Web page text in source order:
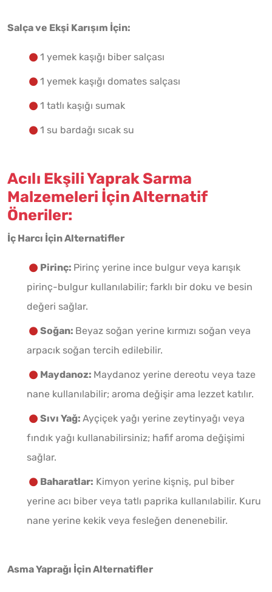
Salça ve Ekşi Karışım İçin:
1 yemek kaşığı biber salçası
1 yemek kaşığı domates salçası
1 tatlı kaşığı sumak
1 su bardağı sıcak su
Acılı Ekşili Yaprak Sarma
Malzemeleri İçin Alternatif
Öneriler:
İç Harcı İçin Alternatifler
Pirinç: Pirinç yerine ince bulgur veya karışık
pirinç-bulgur kullanılabilir; farklı bir doku ve besin
değeri sağlar.
Soğan: Beyaz soğan yerine kırmızı soğan veya
arpacık soğan tercih edilebilir.
Maydanoz: Maydanoz yerine dereotu veya taze
nane kullanılabilir; aroma değişir ama lezzet katılır.
Sıvı Yağ: Ayçiçek yağı yerine zeytinyağı veya
fındık yağı kullanabilirsiniz; hafif aroma değişimi
sağlar.
Baharatlar: Kimyon yerine kişniş, pul biber
yerine acı biber veya tatlı paprika kullanılabilir. Kuru
nane yerine kekik veya fesleğen denenebilir.
Asma Yaprağı İçin Alternatifler